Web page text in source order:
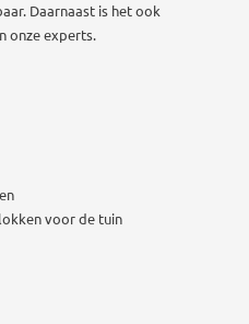
Daarnaast is het ook
onze experts.
voor de tuin